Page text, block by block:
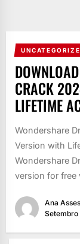
CRACK
LIFETIME
Wondershare
Version with
Wondershare
version for free
Ana
Setembro